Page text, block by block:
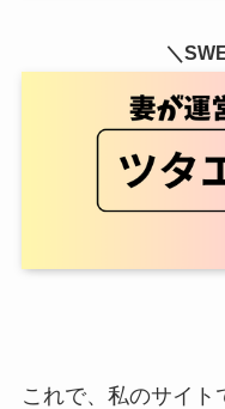
＼
これで、私のサイト